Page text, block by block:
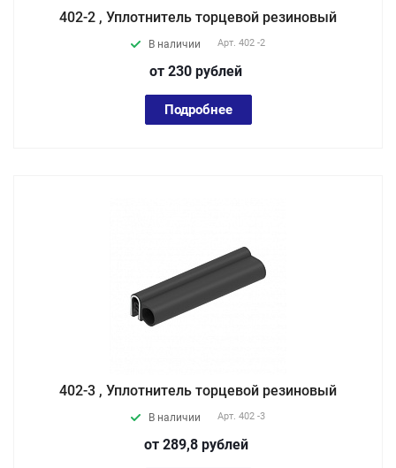
402-2 , Уплотнитель торцевой резиновый
В наличии Арт. 402 -2
от 230 рублей
Подробнее
402-3 , Уплотнитель торцевой резиновый
В наличии Арт. 402 -3
от 289,8 рублей